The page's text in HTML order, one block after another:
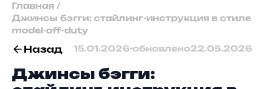
Главная /
Джинсы бэгги: стайлинг-инструкция в стиле
model-off-duty
Назад 15.01.2026•обновлено22.05.2026
Джинсы бэгги: